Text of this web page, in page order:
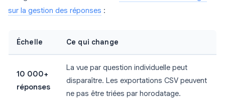
sur la gestion des réponses :
Échelle Ce qui change
10 000+
réponses
La vue par question individuelle peut
disparaître. Les exportations CSV peuvent
ne pas être triées par horodatage.